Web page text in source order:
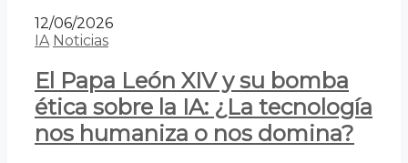
12/06/2026
IA Noticias
El Papa León XIV y su bomba
ética sobre la IA: ¿La tecnología
nos humaniza o nos domina?